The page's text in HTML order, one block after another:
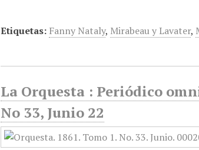
Etiquetas: Fanny Nataly, Mirabeau y Lavater,
La Orquesta : Periódico
No 33, Junio 22